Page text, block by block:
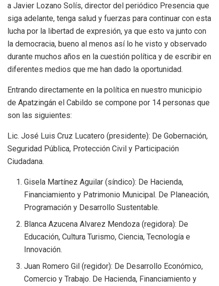
a Javier Lozano Solís, director del periódico Presencia que
siga adelante, tenga salud y fuerzas para continuar con esta
lucha por la libertad de expresión, ya que esto va junto con
la democracia, bueno al menos así lo he visto y observado
durante muchos años en la cuestión política y de escribir en
diferentes medios que me han dado la oportunidad.
Entrando directamente en la política en nuestro municipio
de Apatzingán el Cabildo se compone por 14 personas que
son las siguientes:
Lic. José Luis Cruz Lucatero (presidente): De Gobernación,
Seguridad Pública, Protección Civil y Participación
Ciudadana.
Gisela Martínez Aguilar (síndico): De Hacienda,
Financiamiento y Patrimonio Municipal. De Planeación,
Programación y Desarrollo Sustentable.
Blanca Azucena Alvarez Mendoza (regidora): De
Educación, Cultura Turismo, Ciencia, Tecnología e
Innovación.
Juan Romero Gil (regidor): De Desarrollo Económico,
Comercio y Trabajo. De Hacienda, Financiamiento y